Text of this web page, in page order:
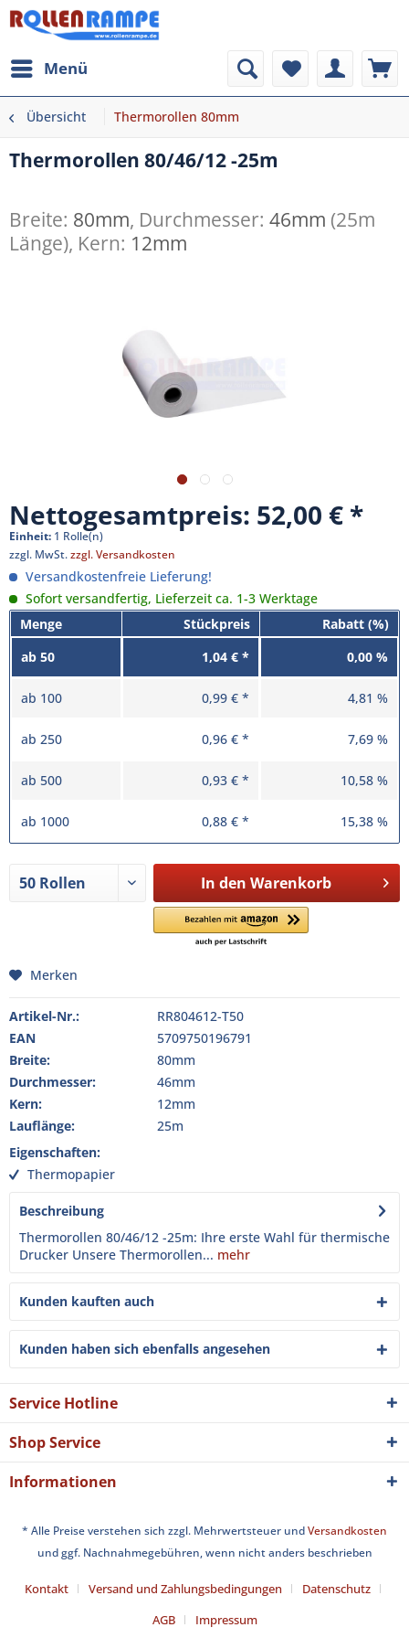
Menü
Übersicht Thermorollen 80mm
Thermorollen 80/46/12 -25m
Breite: 80mm, Durchmesser: 46mm (25m
Länge), Kern: 12mm
Nettogesamtpreis: 52,00 €
Einheit: 1 Rolle(n)
zzgl. MwSt.zzgl. Versandkosten
Versandkostenfreie Lieferung!
Sofort versandfertig, Lieferzeit ca. 1-3 Werktage
Menge
Stückpreis
Rabatt (%)
ab 50 1,04 € * 0,00 %
ab 100 0,99 € * 4,81 %
ab 250 0,96 € * 7,69 %
ab 500 0,93 € * 10,58 %
ab 1000 0,88 € * 15,38 %
In den Warenkorb
Merken
Artikel-Nr.:
RR804612-T50
EAN
5709750196791
Breite:
80mm
Durchmesser:
46mm
Kern:
12mm
Lauflänge:
25m
Eigenschaften:
Thermopapier
Beschreibung
Thermorollen 80/46/12 -25m: Ihre erste Wahl für thermische
Drucker Unsere Thermorollen... mehr
Kunden kauften auch
Kunden haben sich ebenfalls angesehen
Service Hotline
Shop Service
Informationen
* Alle Preise verstehen sich zzgl. Mehrwertsteuer undVersandkosten
und ggf. Nachnahmegebühren, wenn nicht anders beschrieben
Kontakt Versand und Zahlungsbedingungen
Datenschutz
AGB
Impressum